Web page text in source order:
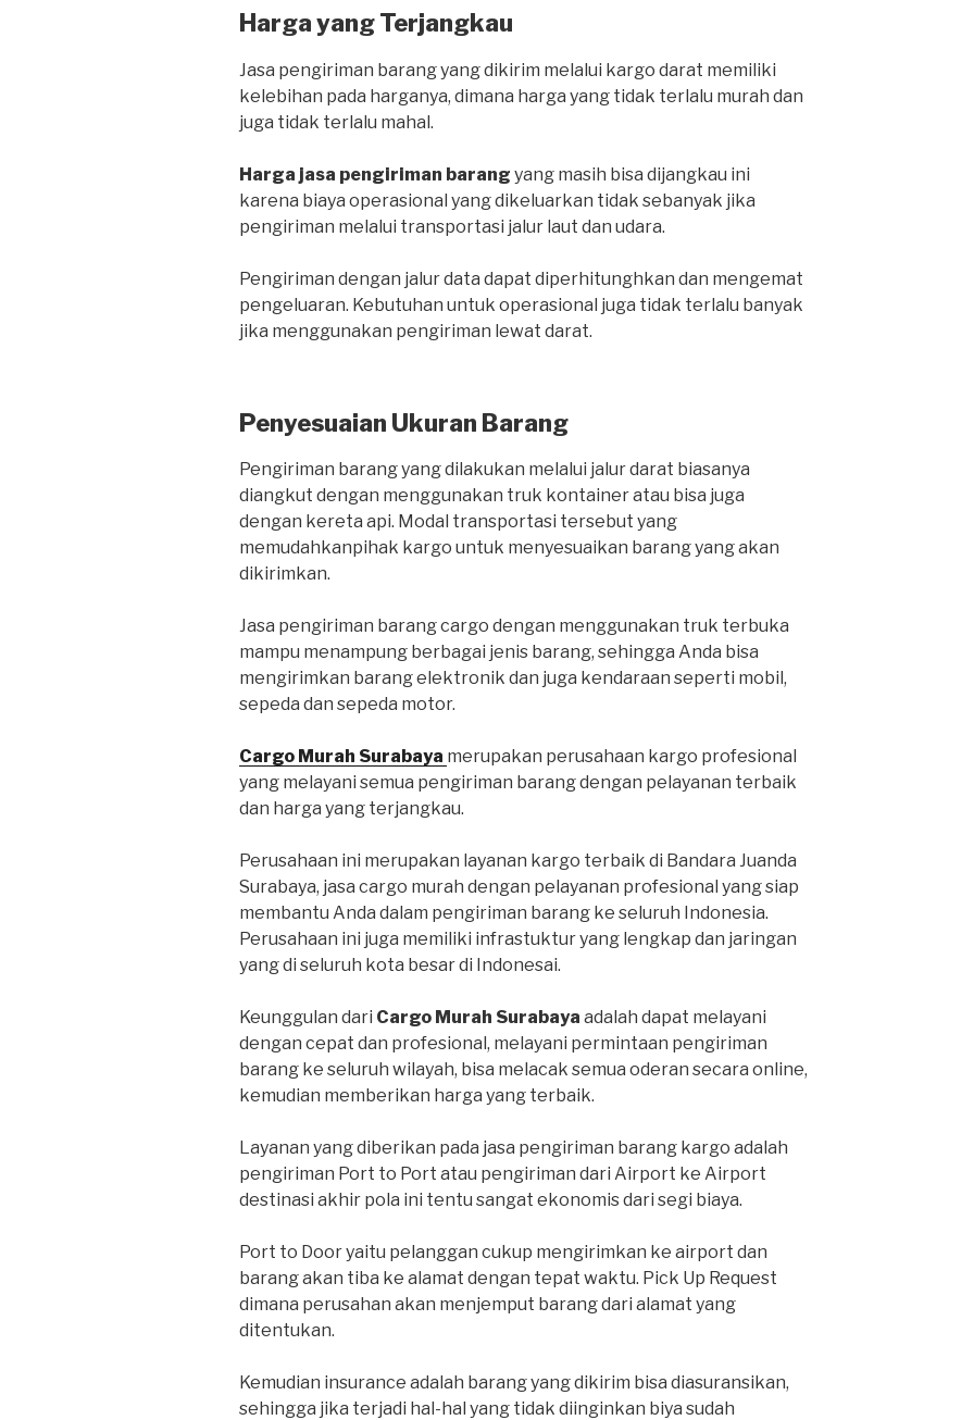
Harga yang Terjangkau
Jasa pengiriman barang yang dikirim melalui kargo darat memiliki
kelebihan pada harganya, dimana harga yang tidak terlalu murah dan
juga tidak terlalu mahal.
Harga jasa pengiriman barang yang masih bisa dijangkau ini
karena biaya operasional yang dikeluarkan tidak sebanyak jika
pengiriman melalui transportasi jalur laut dan udara.
Pengiriman dengan jalur data dapat diperhitunghkan dan mengemat
pengeluaran. Kebutuhan untuk operasional juga tidak terlalu banyak
jika menggunakan pengiriman lewat darat.
Penyesuaian Ukuran Barang
Pengiriman barang yang dilakukan melalui jalur darat biasanya
diangkut dengan menggunakan truk kontainer atau bisa juga
dengan kereta api. Modal transportasi tersebut yang
memudahkanpihak kargo untuk menyesuaikan barang yang akan
dikirimkan.
Jasa pengiriman barang cargo dengan menggunakan truk terbuka
mampu menampung berbagai jenis barang, sehingga Anda bisa
mengirimkan barang elektronik dan juga kendaraan seperti mobil,
sepeda dan sepeda motor.
Cargo Murah Surabaya merupakan perusahaan kargo profesional
yang melayani semua pengiriman barang dengan pelayanan terbaik
dan harga yang terjangkau.
Perusahaan ini merupakan layanan kargo terbaik di Bandara Juanda
Surabaya, jasa cargo murah dengan pelayanan profesional yang siap
membantu Anda dalam pengiriman barang ke seluruh Indonesia.
Perusahaan ini juga memiliki infrastuktur yang lengkap dan jaringan
yang di seluruh kota besar di Indonesai.
Keunggulan dari Cargo Murah Surabaya adalah dapat melayani
dengan cepat dan profesional, melayani permintaan pengiriman
barang ke seluruh wilayah, bisa melacak semua oderan secara online,
kemudian memberikan harga yang terbaik.
Layanan yang diberikan pada jasa pengiriman barang kargo adalah
pengiriman Port to Port atau pengiriman dari Airport ke Airport
destinasi akhir pola ini tentu sangat ekonomis dari segi biaya.
Port to Door yaitu pelanggan cukup mengirimkan ke airport dan
barang akan tiba ke alamat dengan tepat waktu. Pick Up Request
dimana perusahan akan menjemput barang dari alamat yang
ditentukan.
Kemudian insurance adalah barang yang dikirim bisa diasuransikan,
sehingga jika terjadi hal-hal yang tidak diinginkan biya sudah